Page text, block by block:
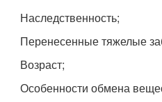
Наследственность;
Перенесенные тяжелые
Возраст;
Особенности обмена